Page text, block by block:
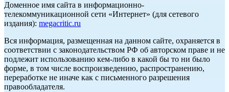
Доменное имя сайта в информационно-
телекоммуникационной сети «Интернет» (для сетевого
издания): megacritic.ru
Вся информация, размещенная на данном сайте, охраняется в
соответствии с законодательством РФ об авторском праве и не
подлежит использованию кем-либо в какой бы то ни было
форме, в том числе воспроизведению, распространению,
переработке не иначе как с письменного разрешения
правообладателя.